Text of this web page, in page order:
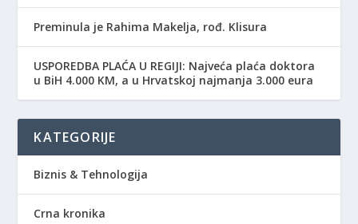
Preminula je Rahima Makelja, rođ. Klisura
USPOREDBA PLAĆA U REGIJI: Najveća plaća doktora
u BiH 4.000 KM, a u Hrvatskoj najmanja 3.000 eura
KATEGORIJE
Biznis & Tehnologija
Crna kronika